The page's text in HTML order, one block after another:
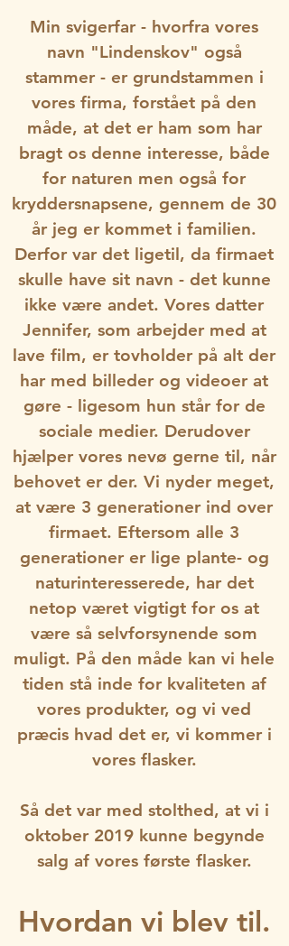
Min svigerfar - hvorfra vores
navn "Lindenskov" også
stammer - er grundstammen i
vores firma, forstået på den
måde, at det er ham som har
bragt os denne interesse, både
for naturen men også for
kryddersnapsene, gennem de 30
år jeg er kommet i familien.
Derfor var det ligetil, da firmaet
skulle have sit navn - det kunne
ikke være andet. Vores datter
Jennifer, som arbejder med at
lave film, er tovholder på alt der
har med billeder og videoer at
gøre - ligesom hun står for de
sociale medier. Derudover
hjælper vores nevø gerne til, når
behovet er der. Vi nyder meget,
at være 3 generationer ind over
firmaet. Eftersom alle 3
generationer er lige plante- og
naturinteresserede, har det
netop været vigtigt for os at
være så selvforsynende som
muligt. På den måde kan vi hele
tiden stå inde for kvaliteten af
vores produkter, og vi ved
præcis hvad det er, vi kommer i
vores flasker.
Så det var med stolthed, at vi i
oktober 2019 kunne begynde
salg af vores første flasker.
Hvordan vi blev til.